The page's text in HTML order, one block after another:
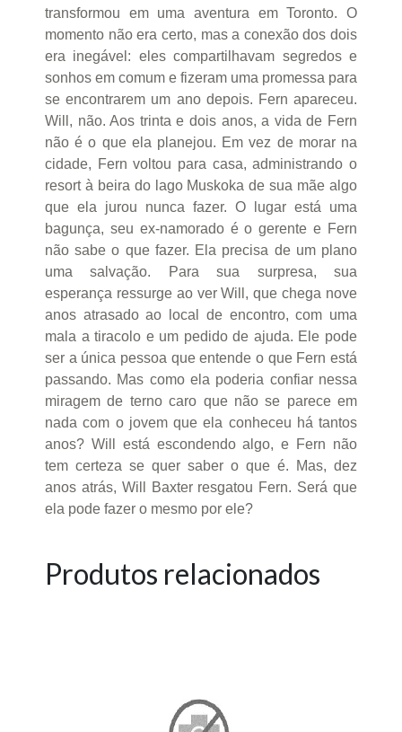
transformou em uma aventura em Toronto. O
momento não era certo, mas a conexão dos dois
era inegável: eles compartilhavam segredos e
sonhos em comum e fizeram uma promessa para
se encontrarem um ano depois. Fern apareceu.
Will, não. Aos trinta e dois anos, a vida de Fern
não é o que ela planejou. Em vez de morar na
cidade, Fern voltou para casa, administrando o
resort à beira do lago Muskoka de sua mãe algo
que ela jurou nunca fazer. O lugar está uma
bagunça, seu ex-namorado é o gerente e Fern
não sabe o que fazer. Ela precisa de um plano
uma salvação. Para sua surpresa, sua
esperança ressurge ao ver Will, que chega nove
anos atrasado ao local de encontro, com uma
mala a tiracolo e um pedido de ajuda. Ele pode
ser a única pessoa que entende o que Fern está
passando. Mas como ela poderia confiar nessa
miragem de terno caro que não se parece em
nada com o jovem que ela conheceu há tantos
anos? Will está escondendo algo, e Fern não
tem certeza se quer saber o que é. Mas, dez
anos atrás, Will Baxter resgatou Fern. Será que
ela pode fazer o mesmo por ele?
Produtos relacionados